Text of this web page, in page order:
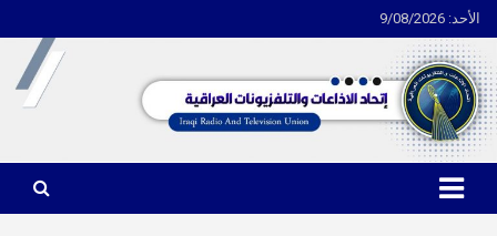
الأحد: 9/08/2026
Skip
to
content
اتحاد الاذاعات والتلفزيونات العراقية